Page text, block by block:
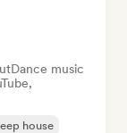
Dance music
house